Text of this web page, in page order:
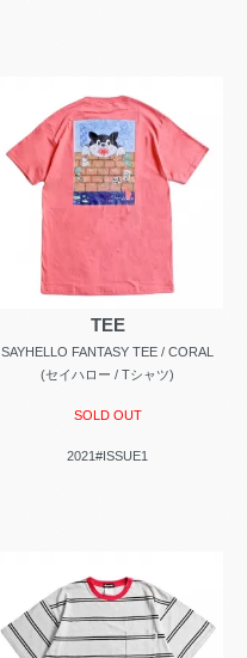
TEE
SAYHELLO FANTASY TEE / CORAL
(セイハロー / Tシャツ)
SOLD OUT
2021#ISSUE1